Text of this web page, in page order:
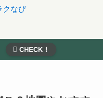
CHECK！